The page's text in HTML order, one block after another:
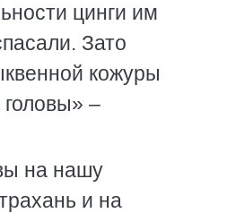
цинги им
Зато
кожуры
–
на нашу
и на